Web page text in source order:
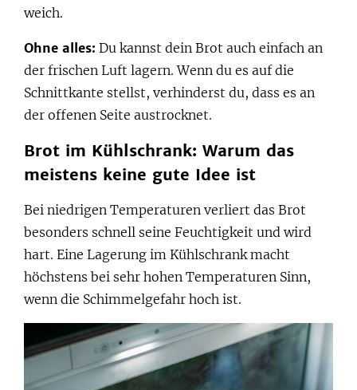
weich.
Ohne alles: Du kannst dein Brot auch einfach an
der frischen Luft lagern. Wenn du es auf die
Schnittkante stellst, verhinderst du, dass es an
der offenen Seite austrocknet.
Brot im Kühlschrank: Warum das
meistens keine gute Idee ist
Bei niedrigen Temperaturen verliert das Brot
besonders schnell seine Feuchtigkeit und wird
hart. Eine Lagerung im Kühlschrank macht
höchstens bei sehr hohen Temperaturen Sinn,
wenn die Schimmelgefahr hoch ist.